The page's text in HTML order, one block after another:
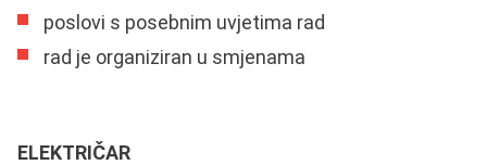
poslovi s posebnim uvjetima rad
rad je organiziran u smjenama
ELEKTRIČAR